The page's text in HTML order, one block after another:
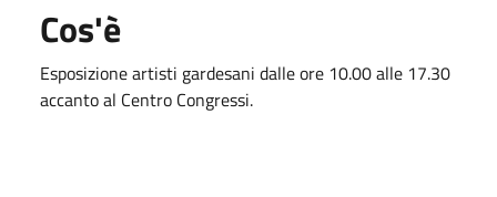
Cos'è
Esposizione artisti gardesani dalle ore 10.00 alle 17.30
accanto al Centro Congressi.